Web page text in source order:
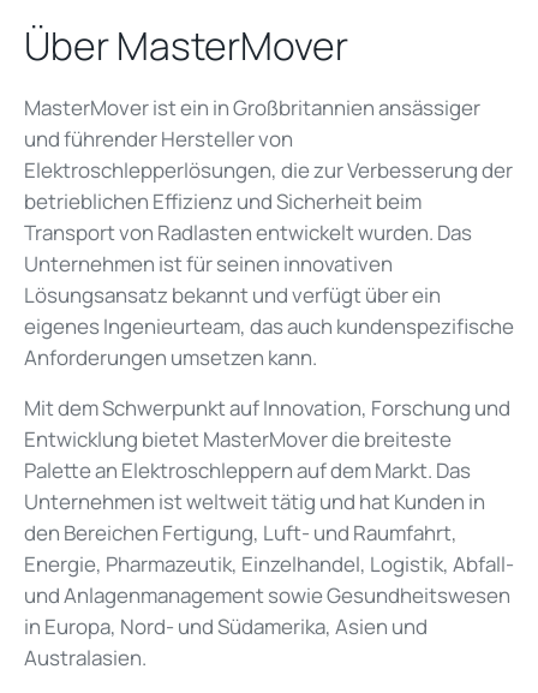
Über MasterMover
MasterMover ist ein in Großbritannien ansässiger
und führender Hersteller von
Elektroschlepperlösungen, die zur Verbesserung der
betrieblichen Effizienz und Sicherheit beim
Transport von Radlasten entwickelt wurden. Das
Unternehmen ist für seinen innovativen
Lösungsansatz bekannt und verfügt über ein
eigenes Ingenieurteam, das auch kundenspezifische
Anforderungen umsetzen kann.
Mit dem Schwerpunkt auf Innovation, Forschung und
Entwicklung bietet MasterMover die breiteste
Palette an Elektroschleppern auf dem Markt. Das
Unternehmen ist weltweit tätig und hat Kunden in
den Bereichen Fertigung, Luft- und Raumfahrt,
Energie, Pharmazeutik, Einzelhandel, Logistik, Abfall-
und Anlagenmanagement sowie Gesundheitswesen
in Europa, Nord- und Südamerika, Asien und
Australasien.